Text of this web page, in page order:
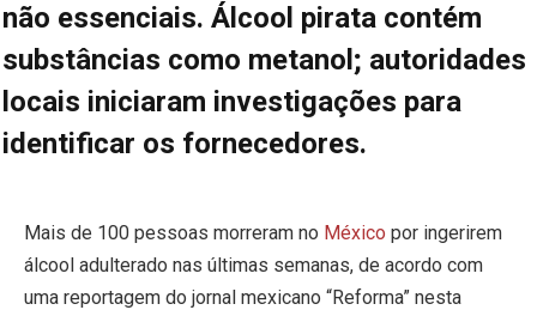
não essenciais. Álcool pirata contém
substâncias como metanol; autoridades
locais iniciaram investigações para
identificar os fornecedores.
Mais de 100 pessoas morreram no México por ingerirem
álcool adulterado nas últimas semanas, de acordo com
uma reportagem do jornal mexicano “Reforma” nesta